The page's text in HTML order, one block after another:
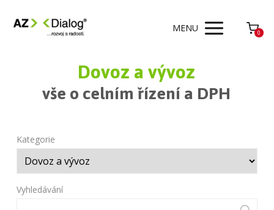
MENU 0
Dovoz a vývoz
vše o celním řízení a DPH
Kategorie
Vyhledávání